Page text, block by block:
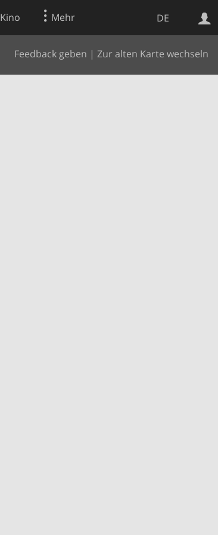
DE
Kino Mehr
Feedback geben | Zur alten Karte wechseln
Websuche